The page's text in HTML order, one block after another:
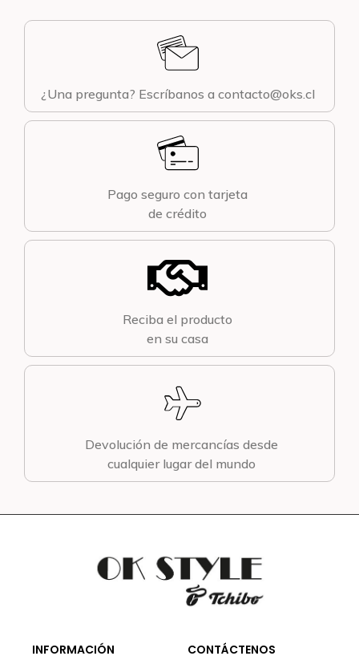
¿Una pregunta? Escríbanos a contacto@oks.cl
Pago seguro con tarjeta
de crédito
Reciba el producto
en su casa
Devolución de mercancías desde
cualquier lugar del mundo
INFORMACIÓN CONTÁCTENOS